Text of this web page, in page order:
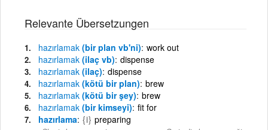
Relevante Übersetzungen
hazırlamak (bir plan vb'ni) work out
hazırlamak (ilaç vb) dispense
hazırlamak (ilaç) dispense
hazırlamak (kötü bir plan) brew
hazırlamak (kötü bir şey) brew
hazırlamak (bir kimseyi) fit for
hazırlama {i} preparing